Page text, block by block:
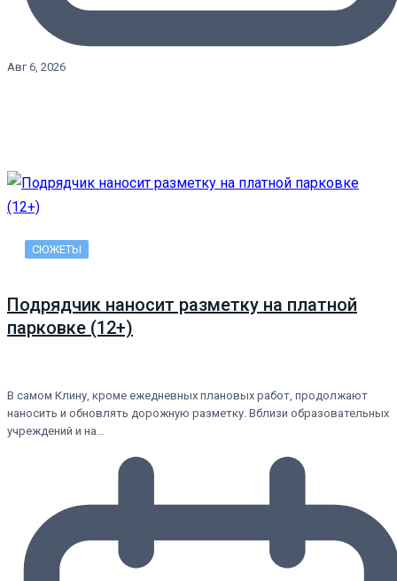
Авг 6, 2026
СЮЖЕТЫ
Подрядчик наносит разметку на платной
парковке (12+)
В самом Клину, кроме ежедневных плановых работ, продолжают
наносить и обновлять дорожную разметку. Вблизи образовательных
учреждений и на…